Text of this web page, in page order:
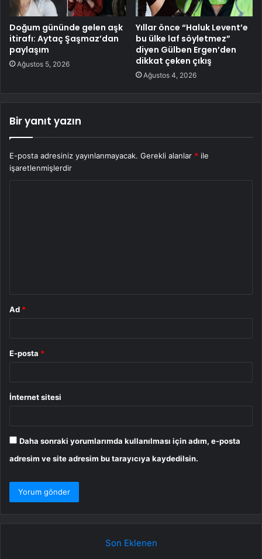
Doğum gününde gelen aşk
itirafı: Aytaç Şaşmaz’dan
paylaşım
Ağustos 5, 2026
Yıllar önce “Haluk Levent’e
bu ülke laf söyletmez”
diyen Gülben Ergen’den
dikkat çeken çıkış
Ağustos 4, 2026
Bir yanıt yazın
E-posta adresiniz yayınlanmayacak. Gerekli alanlar * ile
işaretlenmişlerdir
Ad *
E-posta *
İnternet sitesi
Daha sonraki yorumlarımda kullanılması için adım, e-posta
adresim ve site adresim bu tarayıcıya kaydedilsin.
Son Eklenen